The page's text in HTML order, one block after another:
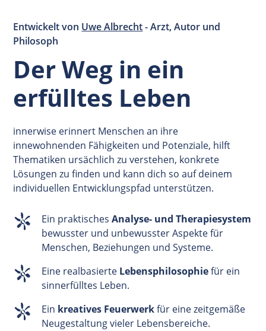
Entwickelt von Uwe Albrecht- Arzt, Autor und
Philosoph
Der Weg in ein
erfülltes Leben
innerwise erinnert Menschen an ihre
innewohnenden Fähigkeiten und Potenziale, hilft
Thematiken ursächlich zu verstehen, konkrete
Lösungen zu finden und kann dich so auf deinem
individuellen Entwicklungspfad unterstützen.
Ein praktischesAnalyse- und Therapiesystem
bewusster und unbewusster Aspekte für
Menschen, Beziehungen und Systeme.
Eine realbasierte Lebensphilosophiefür ein
sinnerfülltes Leben.
Ein kreatives Feuerwerkfür eine zeitgemäße
Neugestaltung vieler Lebensbereiche.